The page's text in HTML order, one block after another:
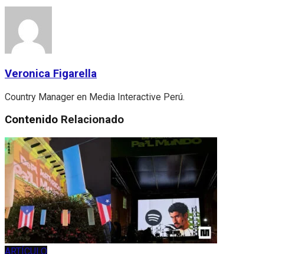
Veronica Figarella
Country Manager en Media Interactive Perú.
Contenido Relacionado
ARTÍCULO